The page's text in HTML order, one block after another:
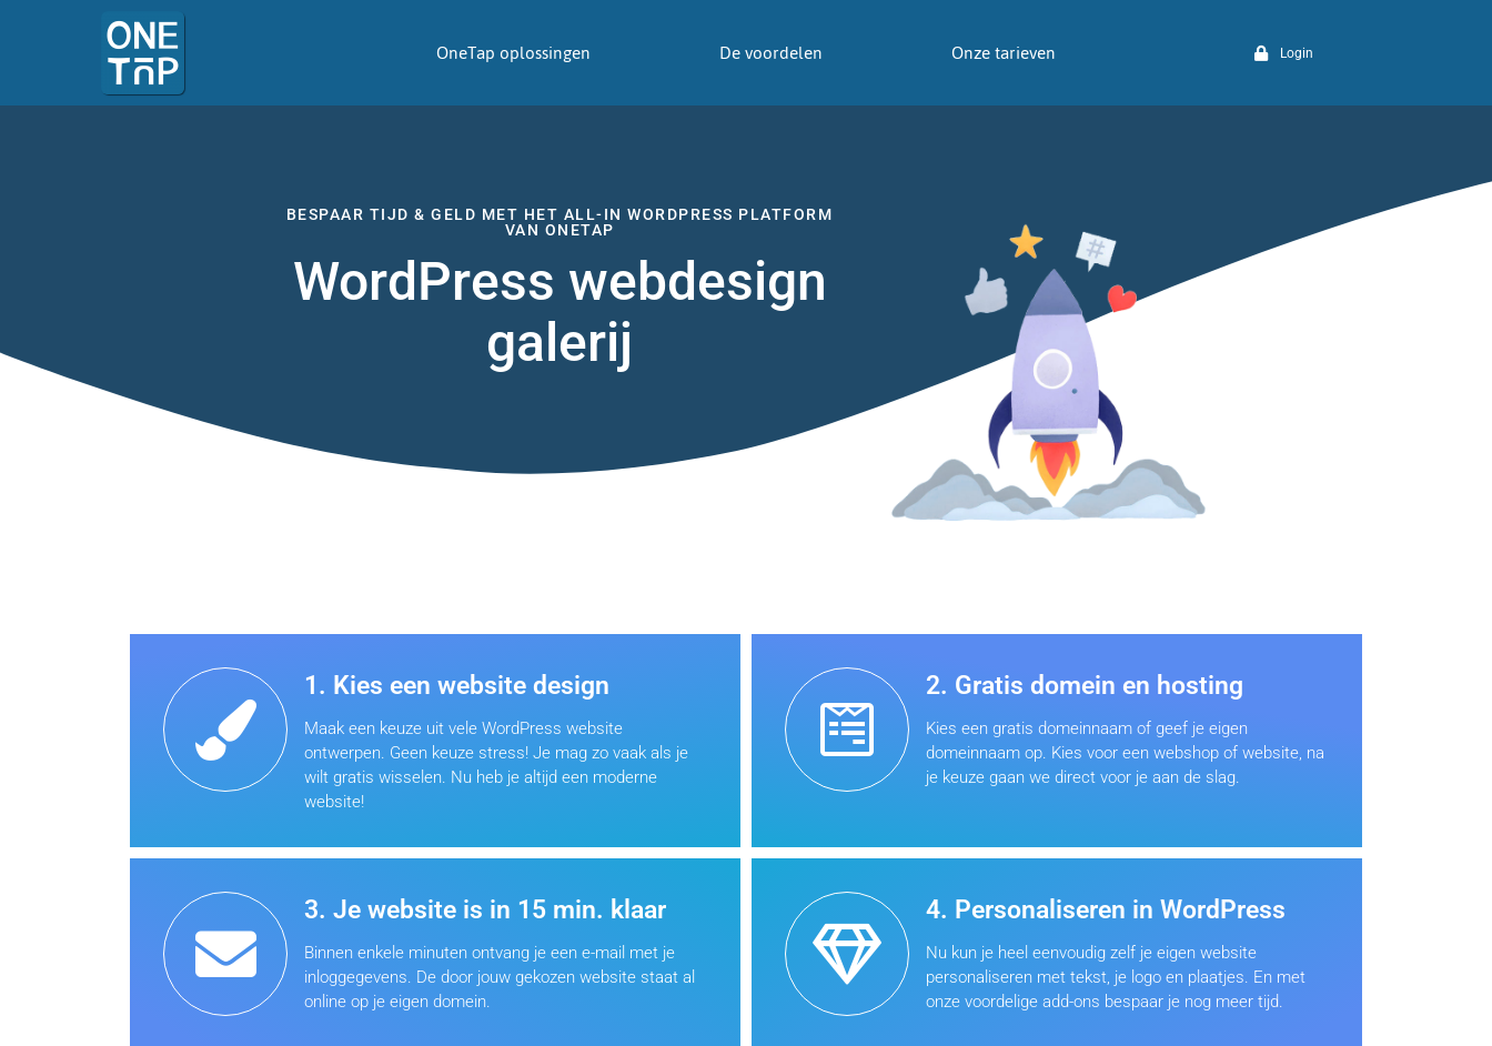
OneTap oplossingen De voordelen Onze tarieven Login
BESPAAR TIJD & GELD MET HET ALL-IN WORDPRESS PLATFORM
VAN ONETAP
WordPress webdesign
galerij
1. Kies een website design
Maak een keuze uit vele WordPress website
ontwerpen. Geen keuze stress! Je mag zo vaak als je
wilt gratis wisselen. Nu heb je altijd een moderne
website!
2. Gratis domein en hosting
Kies een gratis domeinnaam of geef je eigen
domeinnaam op. Kies voor een webshop of website, na
je keuze gaan we direct voor je aan de slag.
3. Je website is in 15 min. klaar
Binnen enkele minuten ontvang je een e-mail met je
inloggegevens. De door jouw gekozen website staat al
online op je eigen domein.
4. Personaliseren in WordPress
Nu kun je heel eenvoudig zelf je eigen website
personaliseren met tekst, je logo en plaatjes. En met
onze voordelige add-ons bespaar je nog meer tijd.